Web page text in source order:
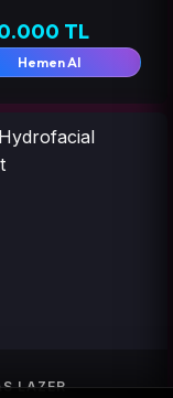
TL
Hemen Al
LAZER